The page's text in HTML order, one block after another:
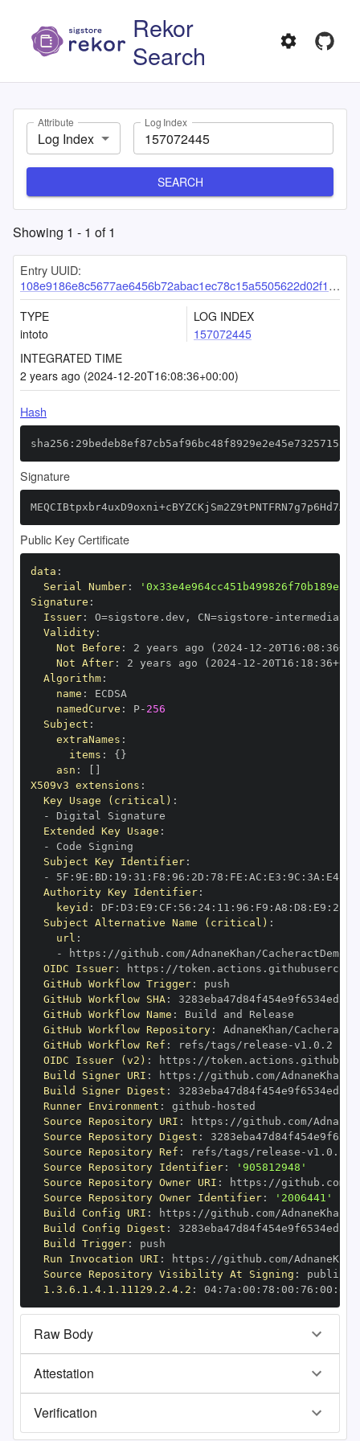
Rekor
Search
Attribute
Log Index
Log Index
SEARCH
Showing 1 - 1 of1
Entry UUID:
108e9186e8c5677ae6456b72abac1ec78c15a5505622d02f1eb4785336a9f4f08d68e137e8abd814
TYPE
intoto
LOG INDEX
157072445
INTEGRATED TIME
2 years ago (2024-12-20T16:08:36+00:00)
Hash
Signature
Public Key Certificate
data :
Serial Number:
Signature :
Issuer: O=sigstore.dev , CN=sigstore -
Validity:
Not Before : 2 years ago (2024- 12 - 20T16 : 08 : 36+00
Not After: 2 years ago (2024- 12 - 20T16 : 18 : 36+00
Algorithm:
name :
namedCurve : P- 256
Subject :
extraNames :
items : { }
asn :
X509v3 extensions :
Key Usage (critical) :
-
Extended Key Usage :
-
Subject Key Identifier:
-
5F : 9E : BD : 19 : 31 : F8 : 96 : 2D : 78 : FE : AC : E3 : 9C : 3A : E4:
Authority Key Identifier:
keyid : DF : D3 : E9 : CF : 56 : 24: 11 : 96 : F9 : A8 : D8 : E9 : 28
Subject Alternative Name (critical) :
url :
-
https : //github.com/AdnaneKhan/
OIDC Issuer: https :
GitHub Workflow Trigger:
GitHub Workflow SHA:
GitHub Workflow Name :
GitHub Workflow Repository:
GitHub Workflow Ref : refs/tags/release -
OIDC Issuer (v2) : https :
Build Signer URI : https : //github.com/
Build Signer Digest :
Runner Environment : github -
Source Repository URI : https :
Source Repository Digest :
Source Repository Ref : refs/tags/release -
Source Repository Identifier:
'905812948'
Source Repository Owner URI : https :
Source Repository Owner Identifier:
'2006441'
Build Config URI : https : //github.com/
Build Config Digest :
Build Trigger:
Run Invocation URI : https :
Source Repository Visibility At Signing :
1.3.6.1.4.1.11129.2.4.2 : 04: 7a : 00 : 78 : 00 : 76 : 00 : dd
Raw Body
Attestation
Verification